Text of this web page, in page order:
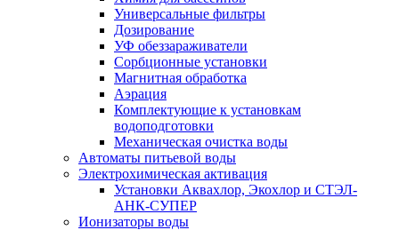
Универсальные фильтры
Дозирование
УФ обеззараживатели
Сорбционные установки
Магнитная обработка
Аэрация
Комплектующие к установкам
водоподготовки
Механическая очистка воды
Автоматы питьевой воды
Электрохимическая активация
Установки Аквахлор, Экохлор и СТЭЛ-
АНК-СУПЕР
Ионизаторы воды